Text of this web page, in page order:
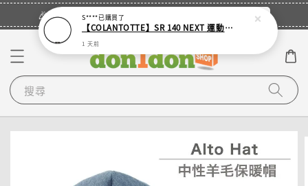
🎉登入會員・領取您的專屬折扣券！ 立即登入
搜尋
S****已購買了
【COLANTOTTE】SR 140 NEXT 運動機能磁石項圈
1 天前